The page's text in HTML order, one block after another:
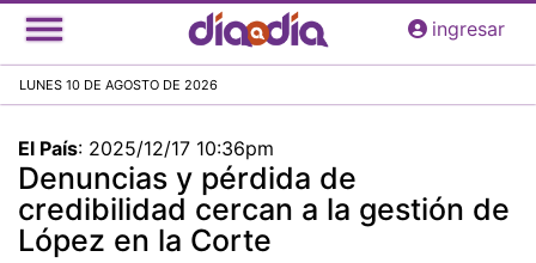
Pasar
al
principal
ingresar
LUNES 10 DE AGOSTO DE 2026
El País: 2025/12/17 10:36pm
Denuncias y pérdida de
credibilidad cercan a la gestión de
López en la Corte